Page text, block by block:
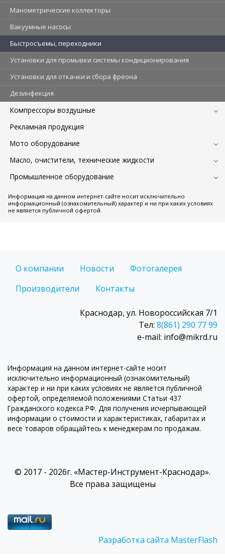
Манометрические коллекторы
Вакуумные насосы
Быстросъемы, переходники
Установки для промывки системы кондиционирования
Установки для откачки и сбора фреона
Дезинфекция
Компрессоры воздушные
Рекламная продукция
Мото оборудование
Масло, очистители, технические жидкости
Промышленное оборудование
Информация на данном интернет-сайте носит исключительно
информационный (ознакомительный) характер и ни при каких условиях
не является публичной офертой.
О компании Новости
Фотогалерея
Производители
Контакты
Краснодар, ул. Новороссийская 7/1
Тел: 8(861) 290 77 99
e-mail: info@mikrd.ru
Информация на данном интернет-сайте носит
исключительно информационный (ознакомительный)
характер и ни при каких условиях не является публичной
офертой, определяемой положениями Статьи 437
Гражданского кодекса РФ. Для получения исчерпывающей
информации о стоимости и характеристиках, габаритах и
весе товаров обращайтесь к менеджерам по продажам.
© 2017 - 2026г. «Мастер-Инструмент-Краснодар».
Все права защищены
Разработка сайта MasterFlash